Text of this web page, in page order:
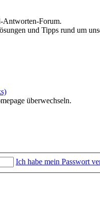
Antworten-Forum.
und Tipps rund um
überwechseln.
Ich habe mein Passwort